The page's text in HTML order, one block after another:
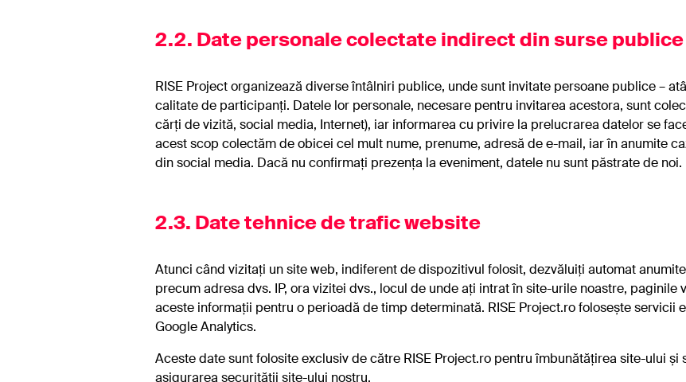
2.2. Date personale colectate indirect din surse publice
RISE Project organizează diverse întâlniri publice, unde sunt invitate persoane publice –
calitate de participanți. Datele lor personale, necesare pentru invitarea acestora, sunt
cărți de vizită, social media, Internet), iar informarea cu privire la prelucrarea datelor se
acest scop colectăm de obicei cel mult nume, prenume, adresă de e-mail, iar în anumite
din social media. Dacă nu confirmați prezența la eveniment, datele nu sunt păstrate de noi.
2.3. Date tehnice de trafic website
Atunci când vizitați un site web, indiferent de dispozitivul folosit, dezvăluiți automat
precum adresa dvs. IP, ora vizitei dvs., locul de unde ați intrat în site-urile noastre, paginile
aceste informații pentru o perioadă de timp determinată. RISE Project.ro folosește servicii
Google Analytics.
Aceste date sunt folosite exclusiv de către RISE Project.ro pentru îmbunătățirea site-ului
asigurarea securității site-ului nostru.